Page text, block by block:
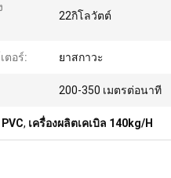
22กิโลวัตต์
ตอร์: ยาสกาวะ
200-350 เมตรต่อนาที
, เครื่องผลิตเคเบิล 140kg/H